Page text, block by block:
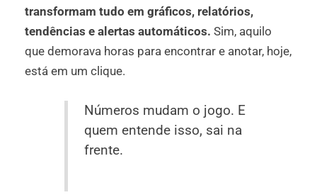
transformam tudo em gráficos, relatórios,
tendências e alertas automáticos. Sim, aquilo
que demorava horas para encontrar e anotar, hoje,
está em um clique.
Números mudam o jogo. E
quem entende isso, sai na
frente.